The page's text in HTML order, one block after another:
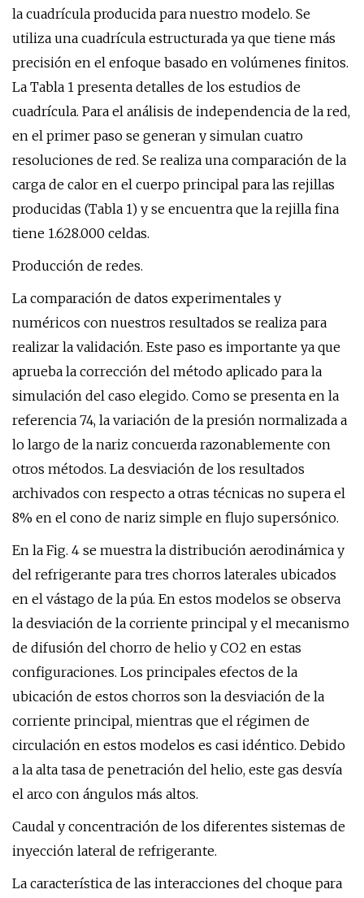
la cuadrícula producida para nuestro modelo. Se
utiliza una cuadrícula estructurada ya que tiene más
precisión en el enfoque basado en volúmenes finitos.
La Tabla 1 presenta detalles de los estudios de
cuadrícula. Para el análisis de independencia de la red,
en el primer paso se generan y simulan cuatro
resoluciones de red. Se realiza una comparación de la
carga de calor en el cuerpo principal para las rejillas
producidas (Tabla 1) y se encuentra que la rejilla fina
tiene 1.628.000 celdas.
Producción de redes.
La comparación de datos experimentales y
numéricos con nuestros resultados se realiza para
realizar la validación. Este paso es importante ya que
aprueba la corrección del método aplicado para la
simulación del caso elegido. Como se presenta en la
referencia 74, la variación de la presión normalizada a
lo largo de la nariz concuerda razonablemente con
otros métodos. La desviación de los resultados
archivados con respecto a otras técnicas no supera el
8% en el cono de nariz simple en flujo supersónico.
En la Fig. 4 se muestra la distribución aerodinámica y
del refrigerante para tres chorros laterales ubicados
en el vástago de la púa. En estos modelos se observa
la desviación de la corriente principal y el mecanismo
de difusión del chorro de helio y CO2 en estas
configuraciones. Los principales efectos de la
ubicación de estos chorros son la desviación de la
corriente principal, mientras que el régimen de
circulación en estos modelos es casi idéntico. Debido
a la alta tasa de penetración del helio, este gas desvía
el arco con ángulos más altos.
Caudal y concentración de los diferentes sistemas de
inyección lateral de refrigerante.
La característica de las interacciones del choque para